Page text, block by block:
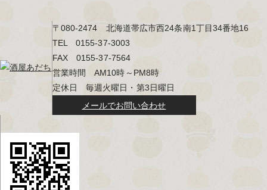
〒080-2474 北海道帯広市西24条南1丁目34番地16
TEL 0155-37-3003
FAX 0155-37-7564
営業時間 AM10時～PM8時
定休日 毎週火曜日・第3日曜日
メールでお問い合わせ